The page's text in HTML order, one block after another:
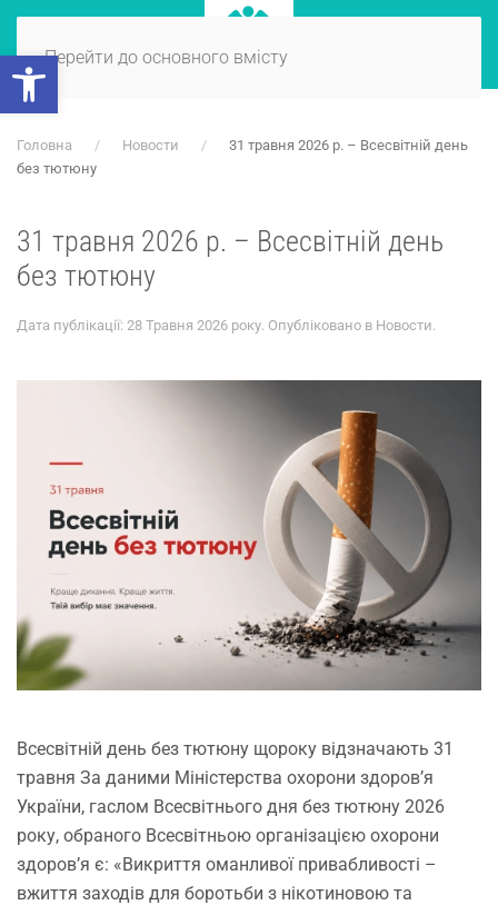
Відкрити Панель інструментів
Перейти до основного вмісту
Головна Новости
31 травня 2026 р. – Всесвітній день
без тютюну
31 травня 2026 р. – Всесвітній день
без тютюну
Дата публікації: 28 Травня 2026 року. Опубліковано в Новости.
Всесвітній день без тютюну щороку відзначають 31
травня За даними Міністерства охорони здоров’я
України, гаслом Всесвітнього дня без тютюну 2026
року, обраного Всесвітньою організацією охорони
здоров’я є: «Викриття оманливої ​​привабливості –
вжиття заходів для боротьби з нікотиновою та